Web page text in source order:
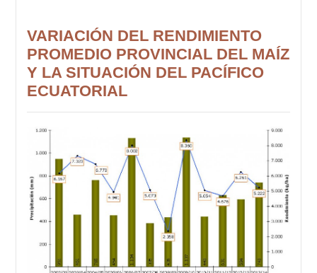
VARIACIÓN DEL RENDIMIENTO
PROMEDIO PROVINCIAL DEL MAÍZ
Y LA SITUACIÓN DEL PACÍFICO
ECUATORIAL